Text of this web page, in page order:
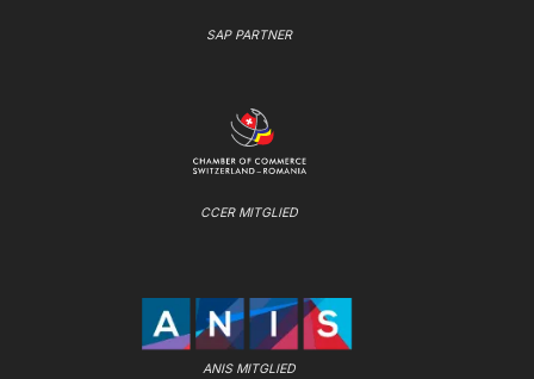
SAP PARTNER
CCER MITGLIED
ANIS MITGLIED